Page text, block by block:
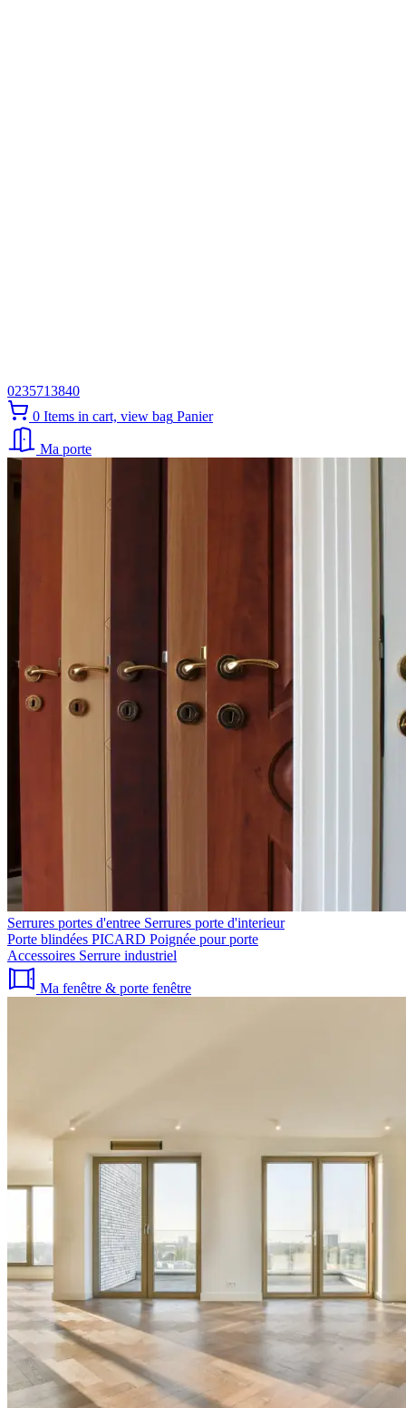
0235713840
0 Items in cart, view bag Panier
Ma porte
Serrures portes d'entree Serrures porte d'interieur
Porte blindées PICARD Poignée pour porte
Accessoires Serrure industriel
Ma fenêtre & porte fenêtre